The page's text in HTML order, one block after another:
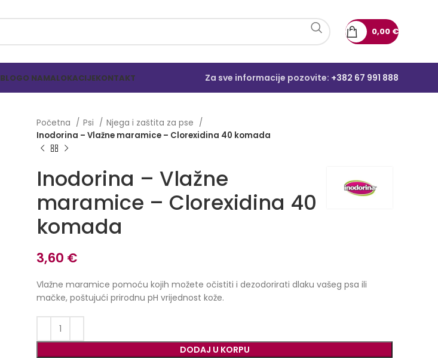
0,00 €
BLOGO NAMALOKACIJEKONTAKT Za sve informacije pozovite: +382 67 991 888
Početna Psi
Njega i zaštita za pse
Inodorina – Vlažne maramice – Clorexidina 40 komada
Inodorina – Vlažne
maramice – Clorexidina 40
komada
3,60 €
Vlažne maramice pomoću kojih možete očistiti i dezodorirati dlaku vašeg psa ili
mačke, poštujući prirodnu pH vrijednost kože.
DODAJ U KORPU